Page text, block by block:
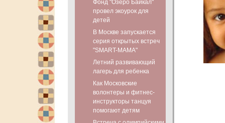
Фонд "Озеро Байкал"
провел экоурок для
детей
В Москве запускается
серия открытых встреч
"SMART-МАМА"
Летний развивающий
лагерь для ребенка
Как Московские
волонтеры и фитнес-
инструкторы танцуя
помогают детям